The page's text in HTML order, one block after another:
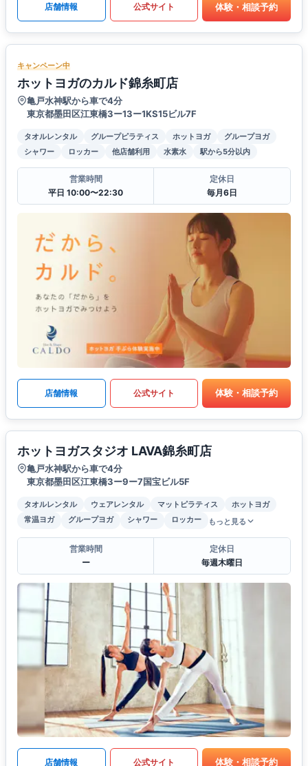
店舗情報 公式サイト 体験・相談予約
キャンペーン中
ホットヨガのカルド錦糸町店
亀戸水神駅から車で4分
東京都墨田区江東橋3ー13ー1KS15ビル7F
タオルレンタル グループピラティス ホットヨガ
グループヨガ
シャワー
ロッカー 他店舗利用 水素水 駅から5分以内
営業時間
平日 10:00〜22:30
定休日
毎月6日
店舗情報 公式サイト 体験・相談予約
ホットヨガスタジオ LAVA錦糸町店
亀戸水神駅から車で4分
東京都墨田区江東橋3ー9ー7国宝ビル5F
タオルレンタル ウェアレンタル マットピラティス
ホットヨガ
常温ヨガ
グループヨガ シャワー ロッカー もっと見る
営業時間
ー
定休日
毎週木曜日
店舗情報 公式サイト 体験・相談予約